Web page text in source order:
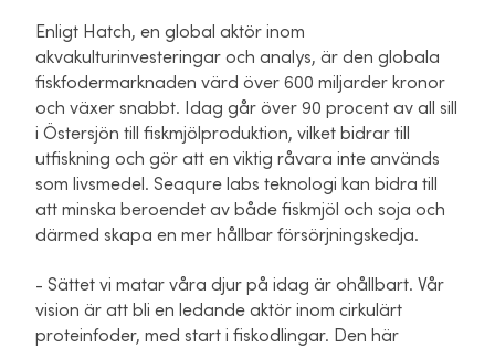
Enligt Hatch, en global aktör inom
akvakulturinvesteringar och analys, är den globala
fiskfodermarknaden värd över 600 miljarder kronor
och växer snabbt. Idag går över 90 procent av all sill
i Östersjön till fiskmjölproduktion, vilket bidrar till
utfiskning och gör att en viktig råvara inte används
som livsmedel. Seaqure labs teknologi kan bidra till
att minska beroendet av både fiskmjöl och soja och
därmed skapa en mer hållbar försörjningskedja.
- Sättet vi matar våra djur på idag är ohållbart. Vår
vision är att bli en ledande aktör inom cirkulärt
proteinfoder, med start i fiskodlingar. Den här